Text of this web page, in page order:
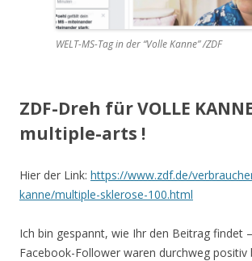
WELT-MS-Tag in der “Volle Kanne” /ZDF
ZDF-Dreh für VOLLE
multiple-arts !
Hier der Link: https://www.zdf.de/
kanne/multiple-sklerose-100.html
Ich bin gespannt, wie Ihr den Beitrag findet
Facebook-Follower waren durchweg positiv